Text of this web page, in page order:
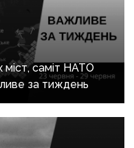
міст, саміт НАТО
за тиждень